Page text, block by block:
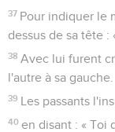
37 Pour indiquer le
dessus de sa tête :
38 Avec lui furent
l'autre à sa gauche.
39 Les passants
40 en disant : « Toi